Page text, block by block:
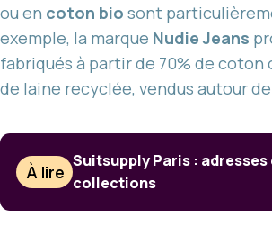
ou en coton bio sont
exemple, la marque Nudie Jeans
fabriqués à partir de 70% de coton
de laine recyclée, vendus autour de
À lire
Suitsupply Paris : adresses
collections